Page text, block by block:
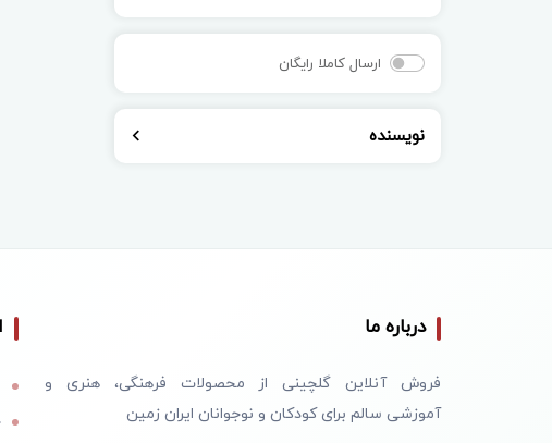
ارسال کاملا رایگان
نویسنده
درباره ما
فروش آنلاین گلچینی از محصولات فرهنگی، هنری و
آموزشی سالم برای کودکان و نوجوانان ایران زمین